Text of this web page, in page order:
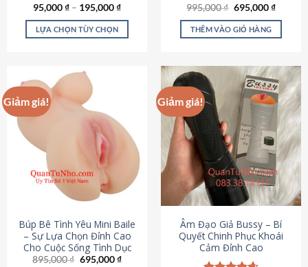
Được xếp
hạng4.70
5 sao
95,000₫ – 195,000₫
LỰA CHỌN TÙY CHỌN
này
nhiều
biến
thể.
chọn
thể
chọn
trên
trang
Được xếp
hạng4.80
5 sao
995,000₫ Giá
là:
995,000 ₫.
695,000₫Giá
tại
THÊM VÀO GIỎ HÀNG
Giảm giá!
Búp Bê Tình Yêu Mini Baile
– Sự Lựa Chọn Đỉnh Cao
Cho Cuộc Sống Tình Dục
895,000₫ Giá
695,000₫Giá
Giảm giá!
Âm Đạo Giả Bussy – Bí
Quyết Chinh Phục Khoái
Cảm Đỉnh Cao